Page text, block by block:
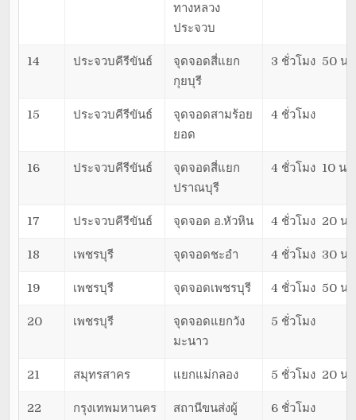
ทางหลวง
ประจวบ
14 ประจวบคีรีขันธ์
จุดจอดสี่แยก
กุยบุรี
3 ชั่วโมง 50 น
15 ประจวบคีรีขันธ์
จุดจอดสามร้อย
ยอด
4 ชั่วโมง
16 ประจวบคีรีขันธ์
จุดจอดสี่แยก
ปราณบุรี
4 ชั่วโมง 10 นา
17 ประจวบคีรีขันธ์ จุดจอด อ.หัวหิน 4 ชั่วโมง 20 น
18 เพชรบุรี จุดจอดชะอำ 4 ชั่วโมง 30 น
19 เพชรบุรี จุดจอดเพชรบุรี 4 ชั่วโมง 50 น
20 เพชรบุรี
จุดจอดแยกวัง
มะนาว
5 ชั่วโมง
21 สมุทรสาคร แยกแม่กลอง 5 ชั่วโมง 20 น
22 กรุงเทพมหานคร
สถานีขนส่งผู้
6 ชั่วโมง